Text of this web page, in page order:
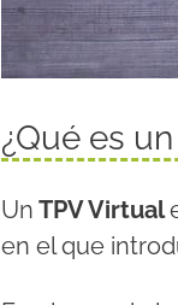
¿Qué es
Un TPV Virtual
en el que